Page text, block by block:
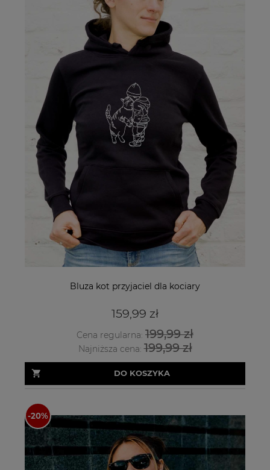
Bluza kot przyjaciel dla kociary
159,99 zł
Cena regularna: 199,99 zł
Najniższa cena:199,99 zł
DO KOSZYKA